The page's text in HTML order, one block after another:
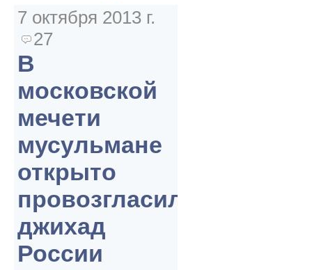
7 октября 2013 г.
27
В
московской
мечети
мусульмане
открыто
провозгласили
джихад
России